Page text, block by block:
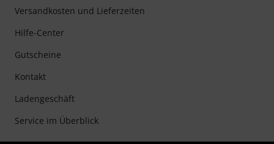
Versandkosten und Lieferzeiten
Hilfe-Center
Gutscheine
Kontakt
Ladengeschäft
Service im Überblick